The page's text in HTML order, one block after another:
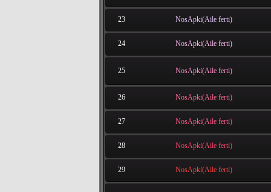
23 NosApki(Aile ferti)
24 NosApki(Aile ferti)
25 NosApki(Aile ferti)
26 NosApki(Aile ferti)
27 NosApki(Aile ferti)
28 NosApki(Aile ferti)
29 NosApki(Aile ferti)